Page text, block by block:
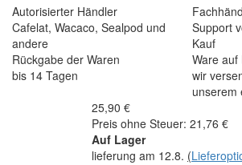
Autorisierter Händler
Cafelat, Wacaco, Sealpod und
andere
Support
Kauf
Rückgabe der Waren
bis 14 Tagen
Ware auf
wir
unserem
25,90 €
Preis ohne Steuer: 21,76 €
Auf Lager
lieferung am 12.8. (